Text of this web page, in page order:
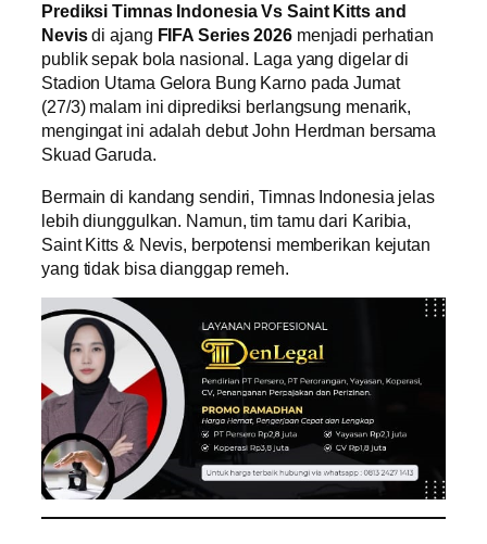
Prediksi Timnas Indonesia Vs Saint Kitts and
Nevisdi ajang FIFA Series 2026menjadi perhatian
publik sepak bola nasional. Laga yang digelar di
Stadion Utama Gelora Bung Karno pada Jumat
(27/3) malam ini diprediksi berlangsung menarik,
mengingat ini adalah debut John Herdman bersama
Skuad Garuda.
Bermain di kandang sendiri, Timnas Indonesia jelas
lebih diunggulkan. Namun, tim tamu dari Karibia,
Saint Kitts & Nevis, berpotensi memberikan kejutan
yang tidak bisa dianggap remeh.